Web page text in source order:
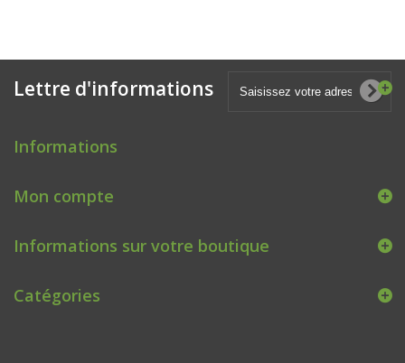
Lettre d'informations
Informations
Mon compte
Informations sur votre boutique
Catégories